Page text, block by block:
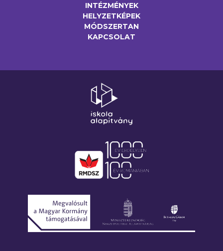
INTÉZMÉNYEK
HELYZETKÉPEK
MÓDSZERTAN
KAPCSOLAT